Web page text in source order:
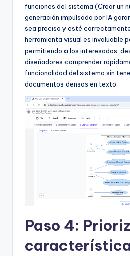
funciones del sistema (Crear un
generación impulsada por IA
sea preciso y esté
herramienta visual es invaluable
permitiendo a los interesados,
diseñadores comprender
funcionalidad del sistema sin
documentos densos en texto.
Paso 4: